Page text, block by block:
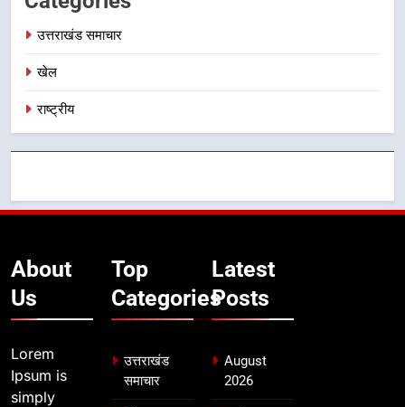
उत्तराखंड समाचार
खेल
राष्ट्रीय
About
Us
Lorem
Ipsum is
simply
Top
Categories
उत्तराखंड
समाचार
Latest
Posts
August
2026